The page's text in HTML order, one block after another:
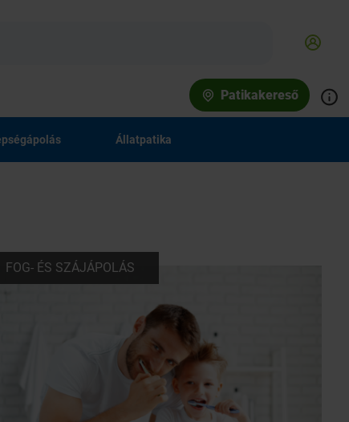
Patikakereső
Állatpatika
FOG- ÉS SZÁJÁPOLÁS